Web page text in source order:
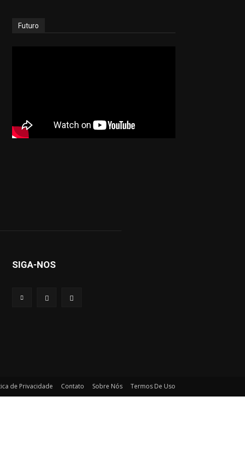
Futuro
SIGA-NOS
de Privacidade Contato Sobre Nós Termos De Uso